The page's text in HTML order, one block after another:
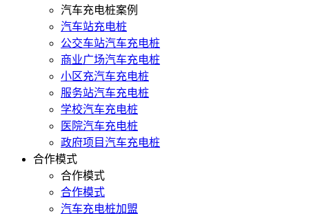
汽车充电桩案例
汽车站充电桩
公交车站汽车充电桩
商业广场汽车充电桩
小区充汽车充电桩
服务站汽车充电桩
学校汽车充电桩
医院汽车充电桩
政府项目汽车充电桩
合作模式
合作模式
合作模式
汽车充电桩加盟